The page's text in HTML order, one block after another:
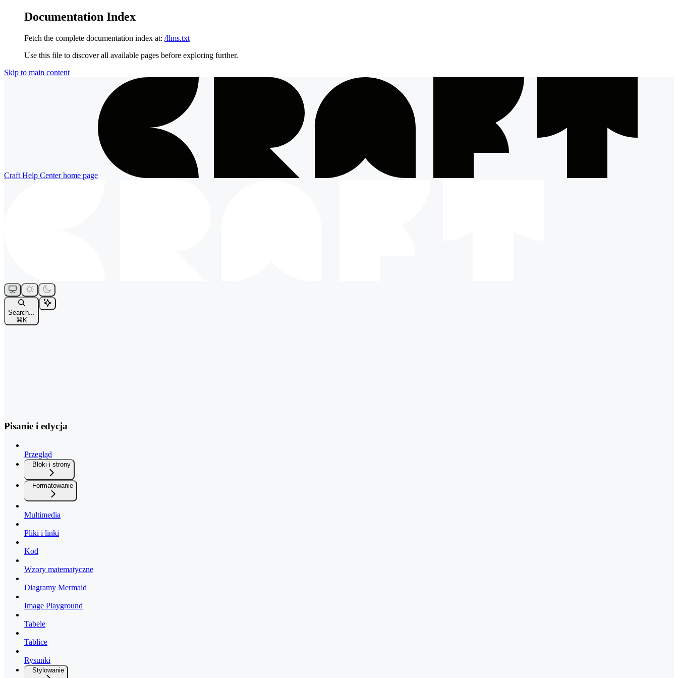
Documentation Index
Fetch the complete documentation index at: /llms.txt
Use this file to discover all available pages before exploring further.
Skip to main content
Craft Help Centerhome page
Search...
⌘ K
Pisanie i edycja
Przegląd
Bloki i strony
Formatowanie
Multimedia
Pliki i linki
Kod
Wzory matematyczne
Diagramy Mermaid
Image Playground
Tabele
Tablice
Rysunki
Stylowanie